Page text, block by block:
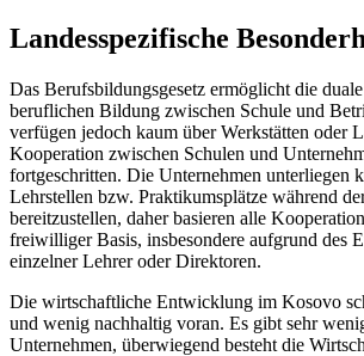
Landesspezifische
Das Berufsbildungsgesetz ermöglicht die
beruflichen Bildung zwischen Schule und
verfügen jedoch kaum über Werkstätten oder
Kooperation zwischen Schulen und
fortgeschritten. Die Unternehmen unterliegen
Lehrstellen bzw. Praktikumsplätze während
bereitzustellen, daher basieren alle
freiwilliger Basis, insbesondere aufgrund des
einzelner Lehrer oder Direktoren.
Die wirtschaftliche Entwicklung im Kosovo
und wenig nachhaltig voran. Es gibt sehr
Unternehmen, überwiegend besteht die